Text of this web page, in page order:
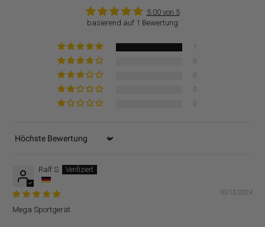
5.00 von 5
basierend auf 1 Bewertung
1
0
0
0
0
Sort by
Ralf S.
10/13/2024
Mega Sportgerät